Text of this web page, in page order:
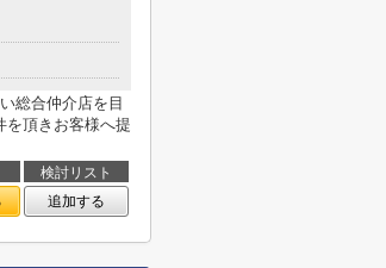
総合仲介店を目
を頂きお客様へ提
検討リスト
追加する